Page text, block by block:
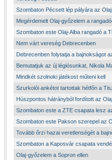
Szombaton Pécsett lép pályára az Olaj
Megérdemelt Olaj-győzelem a
Szombaton este Olaj-Alba rangadó a
Nem várt vereség Debrecenben
Debrecenben folytatja a bajnokságot
Bemutatjuk az új légiósunkat, Nikola
Mindkét szolnoki játékost műteni kell
Szurkolói ankétot tartottak hétfőn a
Húszpontos hátrányból fordított az Olaj
Szombaton este a ZTE csapata lesz
Szombaton este Pakson szerepel az
Tovább őrzi hazai veretlenségét a
Szombaton a Kaposvár csapata
Olaj-győzelem a Sopron ellen